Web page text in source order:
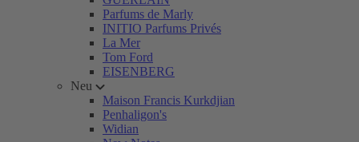
Parfums de Marly
INITIO Parfums Privés
La Mer
Tom Ford
EISENBERG
Neu
Maison Francis Kurkdjian
Penhaligon's
Widian